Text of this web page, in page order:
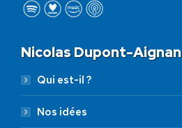
Nicolas Dupont-Aignan
Qui est-il ?
Nos idées